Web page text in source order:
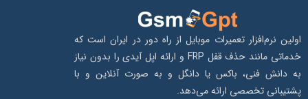
اولین نرم‌افزار تعمیرات موبایل از راه دور در ایران است که
خدماتی مانند حذف قفل FRP و ارائه اپل آیدی را بدون نیاز
به دانش فنی، باکس یا دانگل و به‌ صورت آنلاین و با
پشتیبانی تخصصی ارائه می‌دهد.